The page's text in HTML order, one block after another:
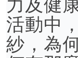
力及健
活動中
紗，為